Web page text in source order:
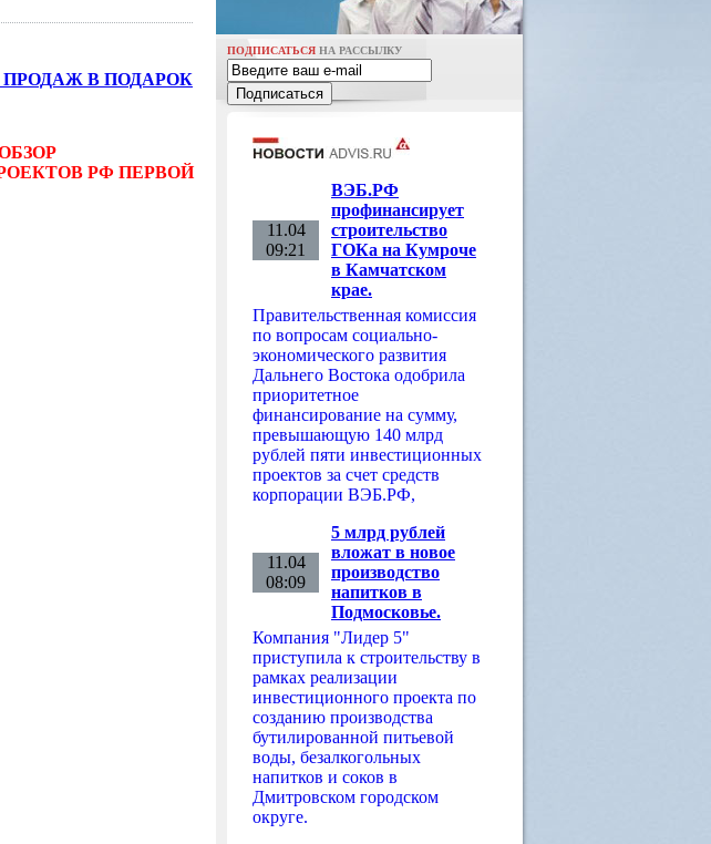
В ПОДАРОК
РФ ПЕРВОЙ
ПОДПИСАТЬСЯ НА РАССЫЛКУ
11.04
09:21
ВЭБ.РФ
профинансирует
строительство
ГОКа на Кумроче
в Камчатском
крае.
Правительственная комиссия
по вопросам социально-
экономического развития
Дальнего Востока одобрила
приоритетное
финансирование на сумму,
превышающую 140 млрд
рублей пяти инвестиционных
проектов за счет средств
корпорации ВЭБ.РФ,
11.04
08:09
5 млрд рублей
вложат в новое
производство
напитков в
Подмосковье.
Компания "Лидер 5"
приступила к строительству в
рамках реализации
инвестиционного проекта по
созданию производства
бутилированной питьевой
воды, безалкогольных
напитков и соков в
Дмитровском городском
округе.